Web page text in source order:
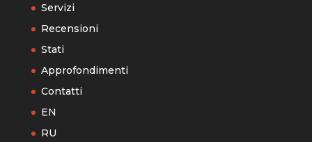
Servizi
Recensioni
Stati
Approfondimenti
Contatti
EN
RU